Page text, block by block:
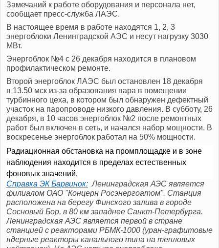
Замечаний к работе оборудования и персонала нет,
сообщает пресс-служба ЛАЭС.
В настоящее время в работе находятся 1, 2, 3
энергоблоки Ленинградской АЭС и несут нагрузку 3030
МВт.
Энергоблок №4 с 26 декабря находится в плановом
профилактическом ремонте.
Второй энергоблок ЛАЭС был остановлен 18 декабря
в 13.50 мск из-за образования пара в помещении
турбинного цеха, в котором был обнаружен дефектный
участок на паропроводе низкого давления. В субботу, 26
декабря, в 10 часов энергоблок №2 после ремонтных
работ был включен в сеть, и начался набор мощности. В
воскресенье энергоблок работал на 50% мощности.
Радиационная обстановка на промплощадке и в зоне
наблюдения находится в пределах естественных
фоновых значений.
Справка ЭК Барвинок: Ленинградская АЭС является
филиалом ОАО "Концерн Росэнергоатом". Станция
расположена на берегу Финского залива в городе
Сосновый Бор, в 80 км западнее Санкт-Петербурга.
Ленинградская АЭС является первой в стране
станцией с реакторами РБМК-1000 (уран-графитовые
ядерные реакторы канального типа на тепловых